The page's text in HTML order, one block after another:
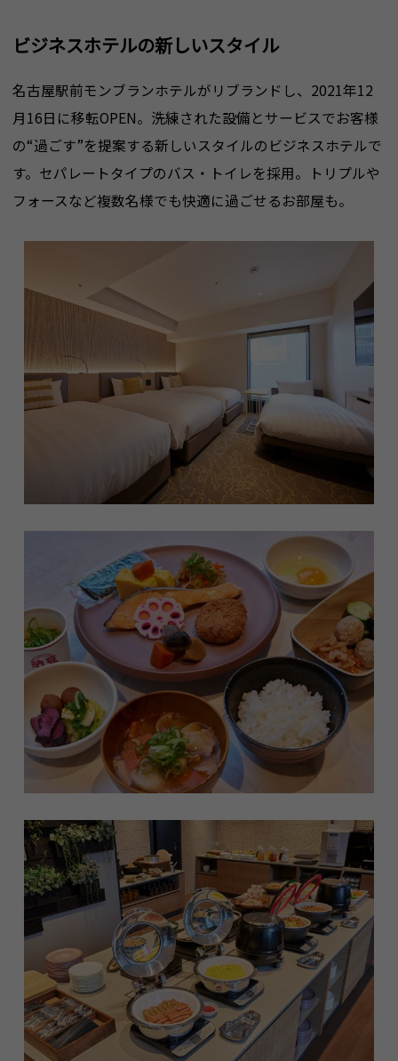
ビジネスホテルの新しいスタイル
名古屋駅前モンブランホテルがリブランドし、2021年12
月16日に移転OPEN。洗練された設備とサービスでお客様
の“過ごす”を提案する新しいスタイルのビジネスホテルで
す。セパレートタイプのバス・トイレを採用。トリプルや
フォースなど複数名様でも快適に過ごせるお部屋も。